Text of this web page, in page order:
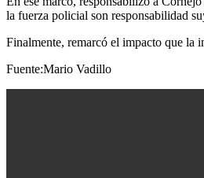
la fuerza policial son responsabilidad
Finalmente, remarcó el impacto que la
Fuente:Mario Vadillo